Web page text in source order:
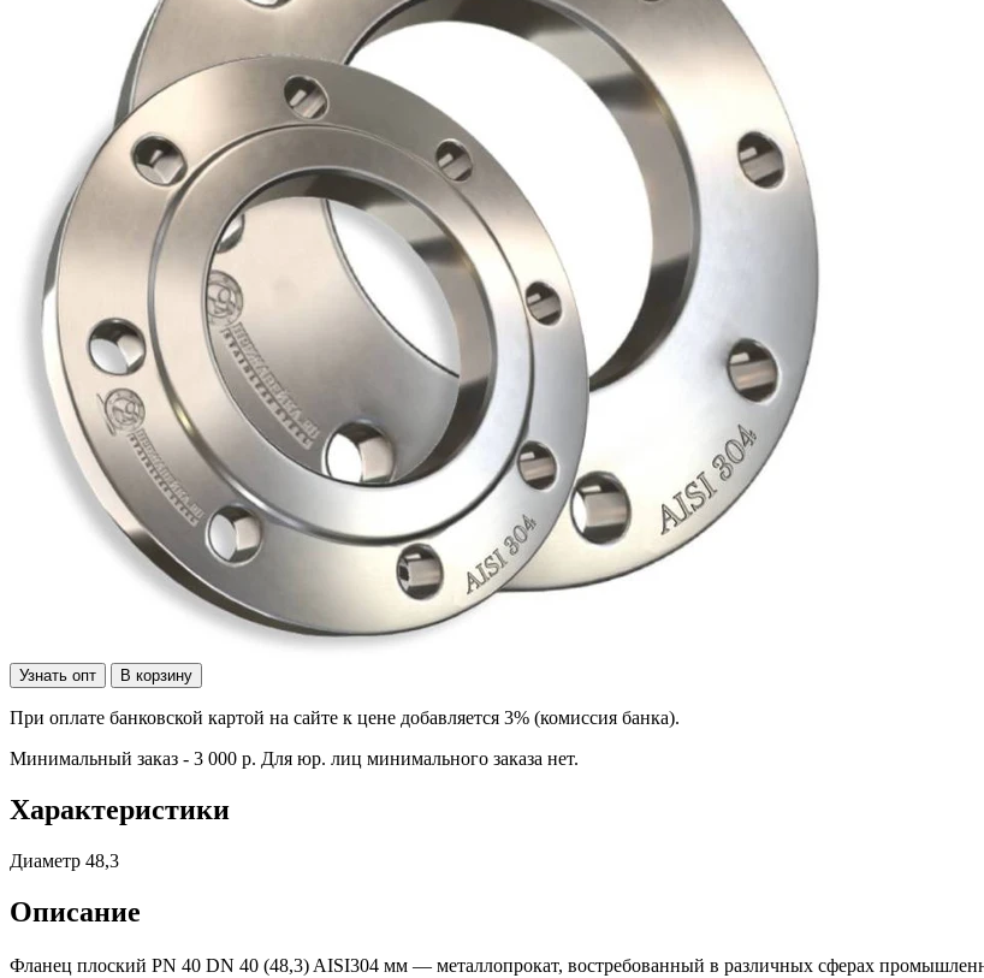
Узнать опт В корзину
При оплате банковской картой на сайте к цене добавляется 3% (комиссия банка).
Минимальный заказ - 3 000 р. Для юр. лиц минимального заказа нет.
Характеристики
Диаметр 48,3
Описание
Фланец плоский PN 40 DN 40 (48,3) AISI304 мм — металлопрокат, востребованный в различных сферах